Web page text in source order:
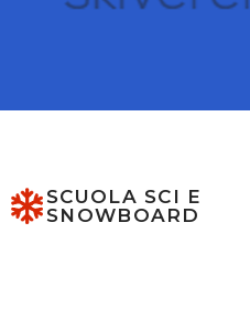
SCUOLA SCI E
SNOWBOARD